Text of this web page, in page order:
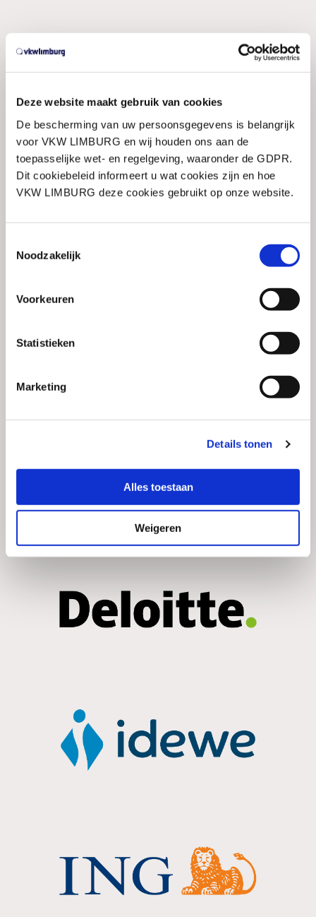
Deze website maakt gebruik van cookies
De bescherming van uw persoonsgegevens is belangrijk
voor VKW LIMBURG en wij houden ons aan de
toepasselijke wet- en regelgeving, waaronder de GDPR.
Dit cookiebeleid informeert u wat cookies zijn en hoe
VKW LIMBURG deze cookies gebruikt op onze website.
Noodzakelijk
Voorkeuren
Statistieken
Marketing
Details tonen
Alles toestaan
Weigeren